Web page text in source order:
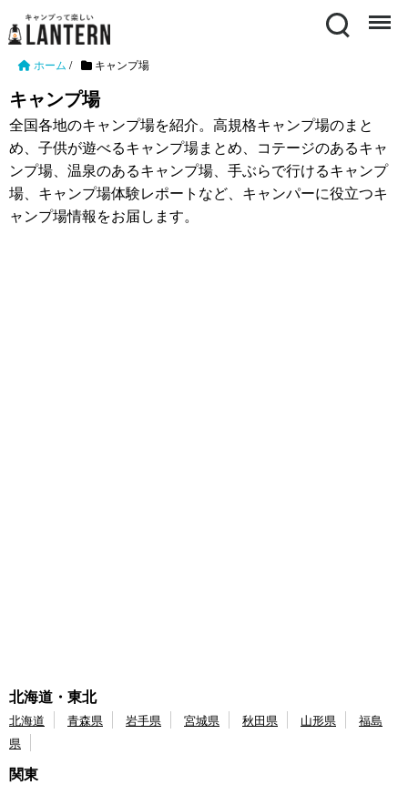
Search Menu
ホーム / キャンプ場
キャンプ場
全国各地のキャンプ場を紹介。高規格キャンプ場のまと
め、子供が遊べるキャンプ場まとめ、コテージのあるキャ
ンプ場、温泉のあるキャンプ場、手ぶらで行けるキャンプ
場、キャンプ場体験レポートなど、キャンパーに役立つキ
ャンプ場情報をお届します。
北海道・東北
北海道 青森県 岩手県 宮城県 秋田県 山形県
福島
県
関東